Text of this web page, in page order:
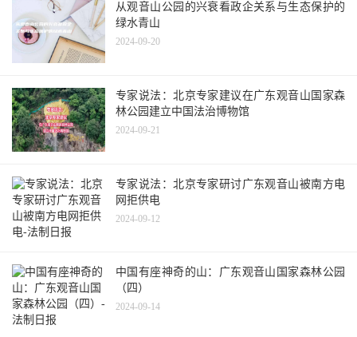
从观音山公园的兴衰看政企关系与生态保护的
绿水青山
2024-09-20
专家说法：北京专家建议在广东观音山国家森
林公园建立中国法治博物馆
2024-09-21
专家说法：北京专家研讨广东观音山被南方电
网拒供电
2024-09-12
中国有座神奇的山：广东观音山国家森林公园
（四）
2024-09-14